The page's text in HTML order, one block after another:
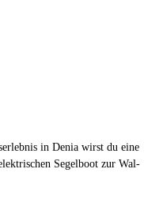
in Denia wirst du eine
Segelboot zur Wal-